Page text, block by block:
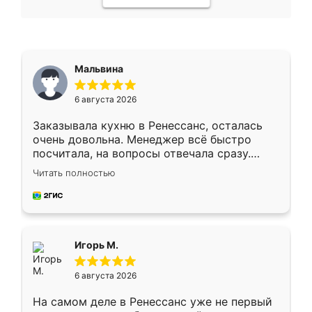
Мальвина
6 августа 2026
Заказывала кухню в Ренессанс, осталась
очень довольна. Менеджер всё быстро
посчитала, на вопросы отвечала сразу.
Замерщик приехал в субботу, подошёл к
делу со всей ответственностью. Собрали
за день, ребята работали аккуратно, даже
Читать полностью
Игорь М.
6 августа 2026
На самом деле в Ренессанс уже не первый